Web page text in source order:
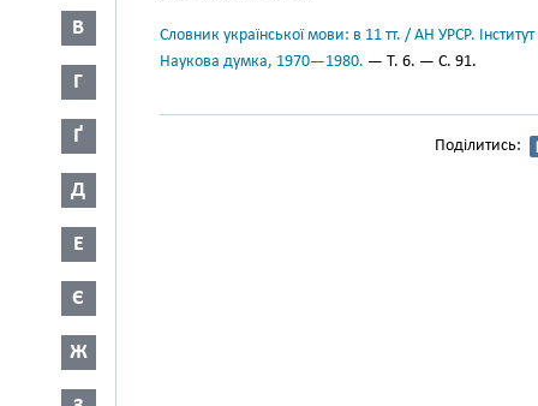
В
Г
Ґ
Д
Е
Є
Ж
Словник української мови: в 11 тт. / АН УРСР.
Наукова думка, 1970—1980. — Т. 6. — С. 91.
Поділитись: